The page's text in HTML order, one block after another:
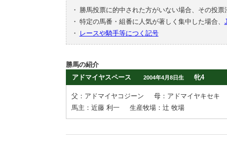
・
勝馬投票に的中された方がいない場合、その投
・ 特定の馬番・組番に人気が著しく集中した場合、
・
レースや騎手等につく記号
勝馬の紹介
アドマイヤスペース
2004年4月8日生 牝4
父：アドマイヤコジーン
母：アドマイヤキセキ
馬主：近藤 利一
生産牧場：辻 牧場